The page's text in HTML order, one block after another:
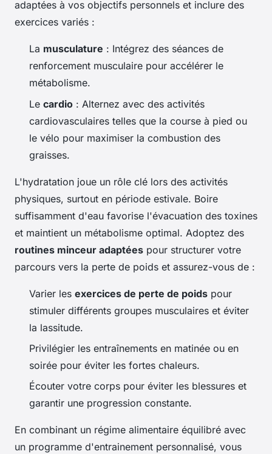
adaptées à vos objectifs personnels et inclure des
exercices variés :
La musculature : Intégrez des séances de
renforcement musculaire pour accélérer le
métabolisme.
Le cardio : Alternez avec des activités
cardiovasculaires telles que la course à pied ou
le vélo pour maximiser la combustion des
graisses.
L'hydratation joue un rôle clé lors des activités
physiques, surtout en période estivale. Boire
suffisamment d'eau favorise l'évacuation des toxines
et maintient un métabolisme optimal. Adoptez des
routines minceur adaptées pour structurer votre
parcours vers la perte de poids et assurez-vous de :
Varier les exercices de perte de poids pour
stimuler différents groupes musculaires et éviter
la lassitude.
Privilégier les entraînements en matinée ou en
soirée pour éviter les fortes chaleurs.
Écouter votre corps pour éviter les blessures et
garantir une progression constante.
En combinant un régime alimentaire équilibré avec
un programme d'entrainement personnalisé, vous